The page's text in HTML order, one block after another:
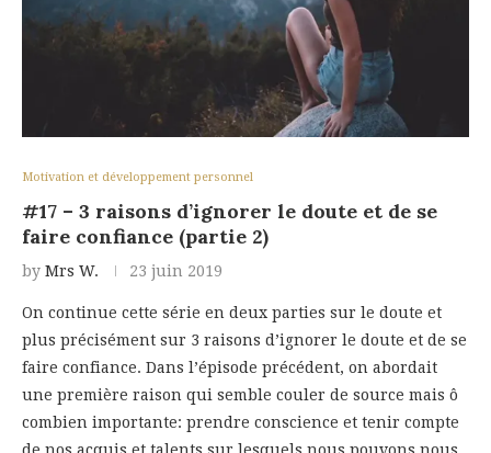
Motivation et développement personnel
#17 – 3 raisons d’ignorer le doute et de se
faire confiance (partie 2)
by Mrs W. 23 juin 2019
On continue cette série en deux parties sur le doute et
plus précisément sur 3 raisons d’ignorer le doute et de se
faire confiance. Dans l’épisode précédent, on abordait
une première raison qui semble couler de source mais ô
combien importante: prendre conscience et tenir compte
de nos acquis et talents sur lesquels nous pouvons nous